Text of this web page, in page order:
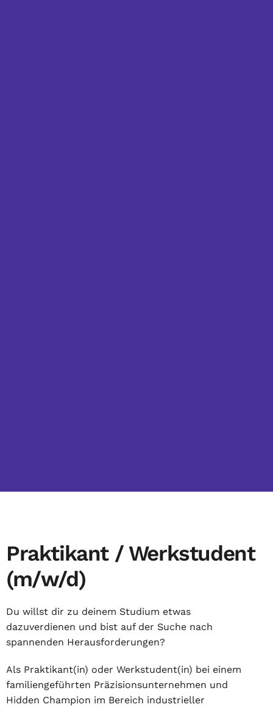
Praktikant / Werkstudent
(m/w/d)
Du willst dir zu deinem Studium etwas
dazuverdienen und bist auf der Suche nach
spannenden Herausforderungen?
Als Praktikant(in) oder Werkstudent(in) bei einem
familiengeführten Präzisionsunternehmen und
Hidden Champion im Bereich industrieller